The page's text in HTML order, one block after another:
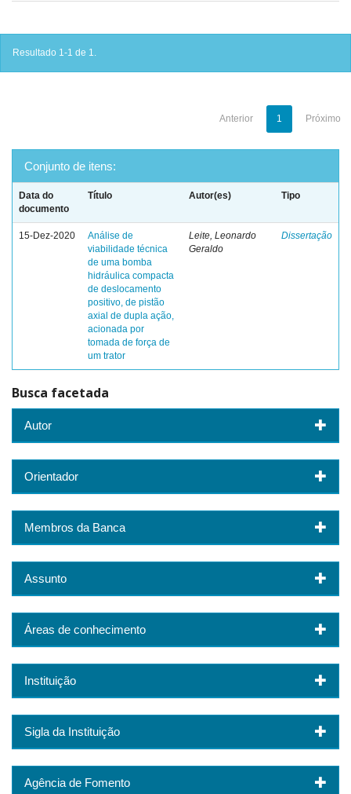
Resultado 1-1 de 1.
Anterior 1 Próximo
Conjunto de itens:
Data do
documento
Título Autor(es) Tipo
15-Dez-2020
Análise de
viabilidade técnica
de uma bomba
hidráulica compacta
de deslocamento
positivo, de pistão
axial de dupla ação,
acionada por
tomada de força de
um trator
Leite, Leonardo
Geraldo
Dissertação
Busca facetada
Autor
Orientador
Membros da Banca
Assunto
Áreas de conhecimento
Instituição
Sigla da Instituição
Agência de Fomento